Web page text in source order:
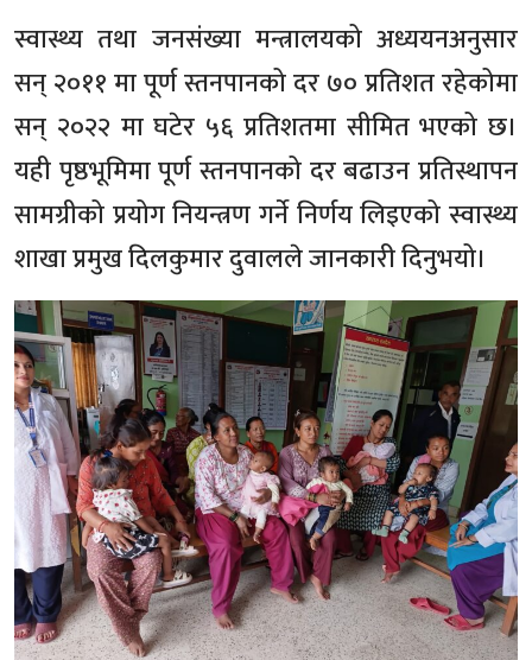
स्वास्थ्य तथा जनसंख्या मन्त्रालयको अध्ययनअनुसार
सन् २०११ मा पूर्ण स्तनपानको दर ७० प्रतिशत रहेकोमा
सन् २०२२ मा घटेर ५६ प्रतिशतमा सीमित भएको छ।
यही पृष्ठभूमिमा पूर्ण स्तनपानको दर बढाउन प्रतिस्थापन
सामग्रीको प्रयोग नियन्त्रण गर्ने निर्णय लिइएको स्वास्थ्य
शाखा प्रमुख दिलकुमार दुवालले जानकारी दिनुभयो।